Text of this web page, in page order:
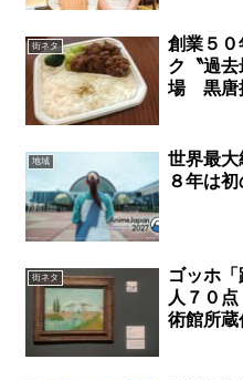
街ネタ
創業５
ク〝過
場 黒唐
地域
世界最
８年は
街ネタ
ゴッホ
人７０
術館所蔵